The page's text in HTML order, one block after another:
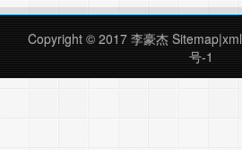
趣的可以试试。直接
设置之后手机打个空
出去是空白的，如果
Copyright © 2017 李豪杰 Sitemap|
号-1